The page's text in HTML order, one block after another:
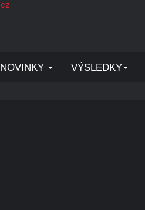
NOVINKY VÝSLEDKY